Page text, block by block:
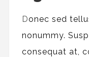
Donec sed
nonummy.
consequat at,